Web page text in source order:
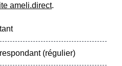
ameli.direct.
(régulier)